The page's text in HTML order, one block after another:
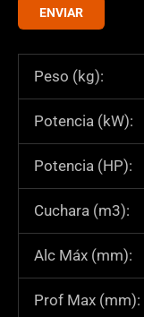
ó
*
ENVIAR
Peso (kg):
Potencia (kW):
Potencia (HP):
Cuchara (m3):
Alc Máx (mm):
Prof Max (mm):